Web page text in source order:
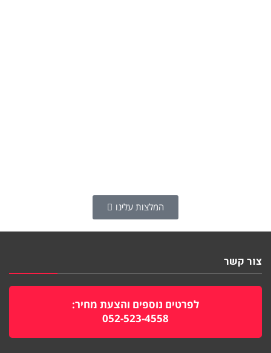
המלצות עלינו
צור קשר
לפרטים נוספים והצעת מחיר:
052-523-4558